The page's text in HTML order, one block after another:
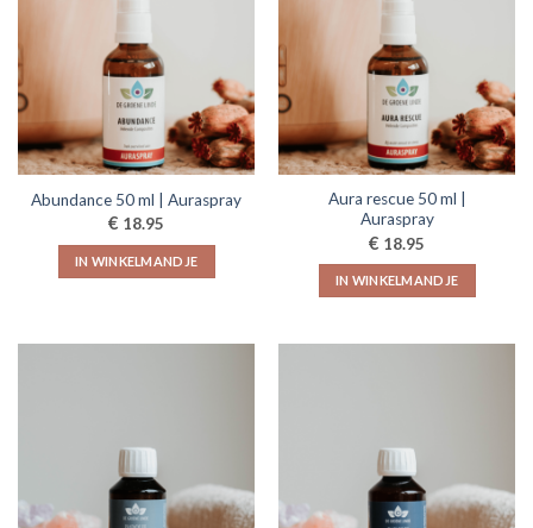
Abundance 50 ml | Auraspray
€ 18.95
IN WINKELMANDJE
Aura rescue 50 ml |
Auraspray
€ 18.95
IN WINKELMANDJE